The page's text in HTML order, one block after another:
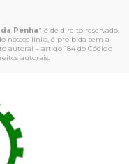
Penha" é de direito reservado.
nossos links, é proibida sem a
autoral – artigo 184 do Código
autorais.